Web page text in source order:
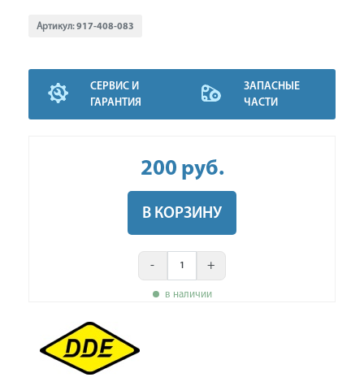
Артикул:917-408-083
СЕРВИС И
ГАРАНТИЯ
ЗАПАСНЫЕ
ЧАСТИ
200 руб.
В КОРЗИНУ
- +
в наличии